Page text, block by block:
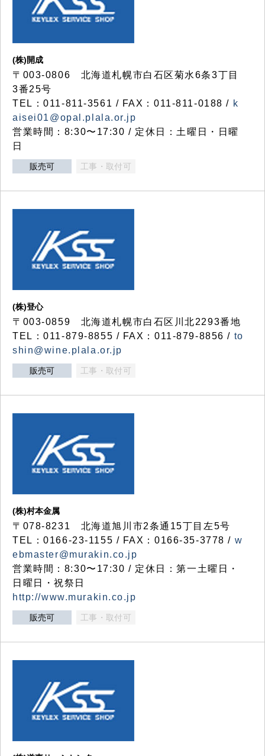
(株)開成
〒003-0806 北海道札幌市白石区菊水6条3丁目
3番25号
TEL：011-811-3561 / FAX：011-811-0188 / k
aisei01@opal.plala.or.jp
営業時間：8:30〜17:30 / 定休日：土曜日・日曜
日
販売可 工事・取付可
(株)登心
〒003-0859 北海道札幌市白石区川北2293番地
TEL：011-879-8855 / FAX：011-879-8856 / to
shin@wine.plala.or.jp
販売可 工事・取付可
(株)村本金属
〒078-8231 北海道旭川市2条通15丁目左5号
TEL：0166-23-1155 / FAX：0166-35-3778 / w
ebmaster@murakin.co.jp
営業時間：8:30〜17:30 / 定休日：第一土曜日・
日曜日・祝祭日
http://www.murakin.co.jp
販売可 工事・取付可